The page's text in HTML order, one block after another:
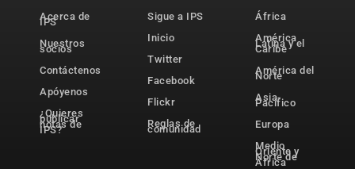
Acerca de
IPS
Nuestros
socios
Contáctenos
Apóyenos
¿Quieres
publicar
notas de
IPS?
Sigue a IPS
Inicio
Twitter
Facebook
Flickr
Reglas de
comunidad
África
América
Latina y el
Caribe
América del
Norte
Asia-
Pacífico
Europa
Medio
Oriente y
Norte de
África